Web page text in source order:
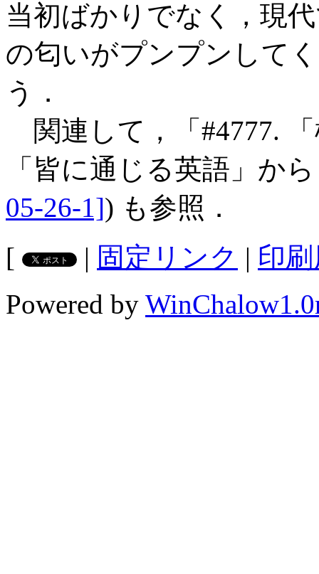
当初ばかりでなく，現
の匂いがプンプンして
う．
関連して，「#4777.
「皆に通じる英語」か
05-26-1]) も参照．
[
| 固定リンク | 印
Powered by